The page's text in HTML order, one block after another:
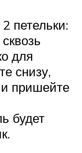
петельки:
для
снизу,
пришейте
будет